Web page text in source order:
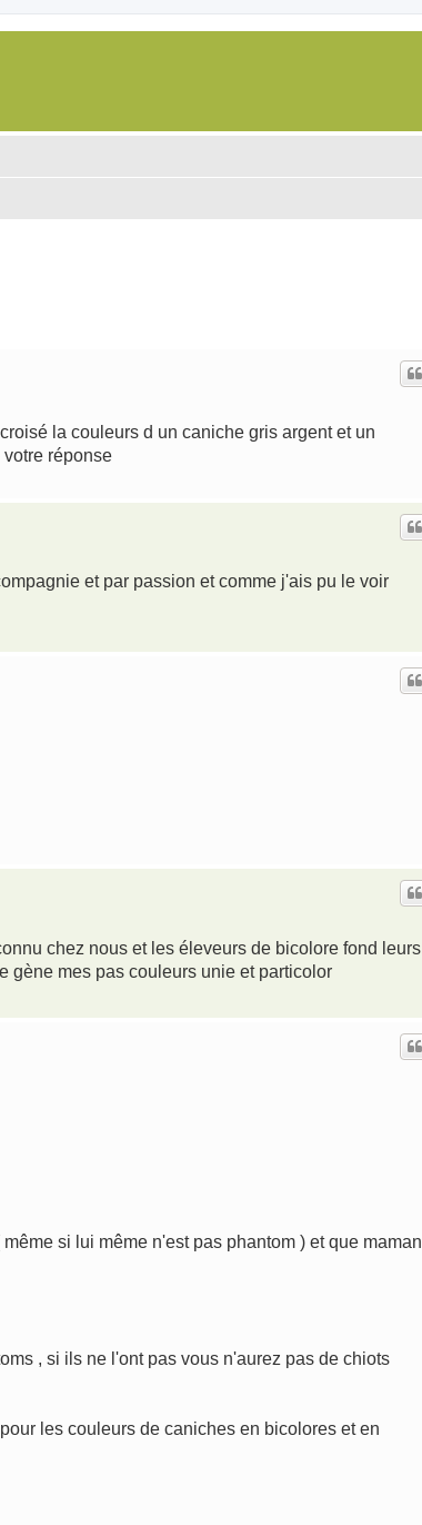
la couleurs d un caniche gris argent et un
réponse
et par passion et comme j'ais pu le voir
chez nous et les éleveurs de bicolore fond leurs
gène mes pas couleurs unie et particolor
si lui même n'est pas phantom ) et que maman
, si ils ne l'ont pas vous n'aurez pas de chiots
les couleurs de caniches en bicolores et en